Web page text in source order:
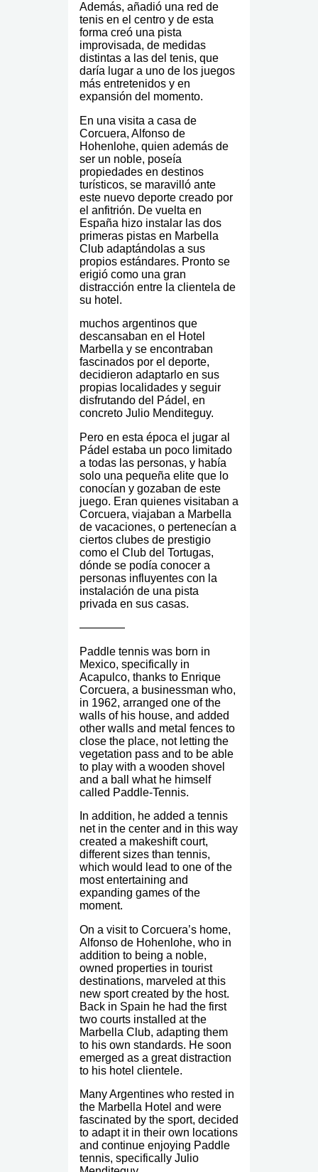
Además, añadió una red de
tenis en el centro y de esta
forma creó una pista
improvisada, de medidas
distintas a las del tenis, que
daría lugar a uno de los juegos
más entretenidos y en
expansión del momento.
En una visita a casa de
Corcuera, Alfonso de
Hohenlohe, quien además de
ser un noble, poseía
propiedades en destinos
turísticos, se maravilló ante
este nuevo deporte creado por
el anfitrión. De vuelta en
España hizo instalar las dos
primeras pistas en Marbella
Club adaptándolas a sus
propios estándares. Pronto se
erigió como una gran
distracción entre la clientela de
su hotel.
muchos argentinos que
descansaban en el Hotel
Marbella y se encontraban
fascinados por el deporte,
decidieron adaptarlo en sus
propias localidades y seguir
disfrutando del Pádel, en
concreto Julio Menditeguy.
Pero en esta época el jugar al
Pádel estaba un poco limitado
a todas las personas, y había
solo una pequeña elite que lo
conocían y gozaban de este
juego. Eran quienes visitaban a
Corcuera, viajaban a Marbella
de vacaciones, o pertenecían a
ciertos clubes de prestigio
como el Club del Tortugas,
dónde se podía conocer a
personas influyentes con la
instalación de una pista
privada en sus casas.
————
Paddle tennis was born in
Mexico, specifically in
Acapulco, thanks to Enrique
Corcuera, a businessman who,
in 1962, arranged one of the
walls of his house, and added
other walls and metal fences to
close the place, not letting the
vegetation pass and to be able
to play with a wooden shovel
and a ball what he himself
called Paddle-Tennis.
In addition, he added a tennis
net in the center and in this way
created a makeshift court,
different sizes than tennis,
which would lead to one of the
most entertaining and
expanding games of the
moment.
On a visit to Corcuera’s home,
Alfonso de Hohenlohe, who in
addition to being a noble,
owned properties in tourist
destinations, marveled at this
new sport created by the host.
Back in Spain he had the first
two courts installed at the
Marbella Club, adapting them
to his own standards. He soon
emerged as a great distraction
to his hotel clientele.
Many Argentines who rested in
the Marbella Hotel and were
fascinated by the sport, decided
to adapt it in their own locations
and continue enjoying Paddle
tennis, specifically Julio